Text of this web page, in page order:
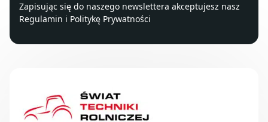
Zapisując się do naszego newslettera akceptujesz nasz
Regulamin i Politykę Prywatności